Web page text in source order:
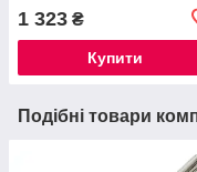
1 323 ₴
Купити
Подібні товари